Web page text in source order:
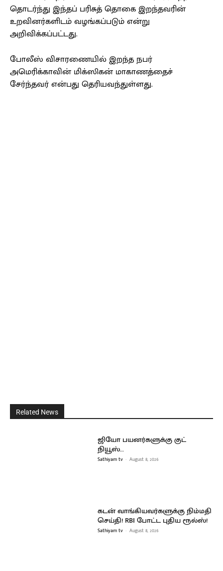
தொடர்ந்து இந்தப் பரிசுத் தொகை இறந்தவரின்
உறவினர்களிடம் வழங்கப்படும் என்று
அறிவிக்கப்பட்டது.
போலீஸ் விசாரணையில் இறந்த நபர்
அமெரிக்காவின் மிக்ஸிகன் மாகாணத்தைச்
சேர்ந்தவர் என்பது தெரியவந்துள்ளது.
Related News
ஜியோ பயனர்களுக்கு குட்
நியூஸ்…
Sathiyam tv - August 8, 2026
கடன் வாங்கியவர்களுக்கு நிம்மதி
செய்தி! RBI போட்ட புதிய ரூல்ஸ்!
Sathiyam tv - August 8, 2026